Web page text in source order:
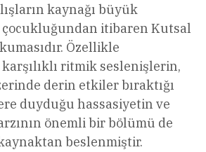
kaynağı büyük
çocukluğundan itibaren Kutsal
Özellikle
ritmik seslenişlerin,
derin etkiler bıraktığı
duyduğu hassasiyetin ve
önemli bir bölümü de
beslenmiştir.